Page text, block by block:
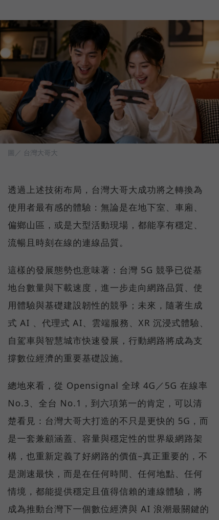
圖／ 台灣大哥大
透過上述技術布局，台灣大哥大成功將之轉換為
使用者最有感的體驗：無論是在地下室、車廂、
偏鄉山區，或是大型活動現場，都能享有穩定、
流暢且時刻在線的連線品質。
這樣的發展態勢也意味著：台灣 5G 競爭已從基
地台數量與下載速度，進一步走向網路品質、使
用體驗與基礎建設韌性的競爭；未來，隨著生成
式 AI 、代理式 AI、雲端服務、XR 沉浸式體驗、
自駕車與智慧城市快速發展，行動網路將成為支
撐數位經濟的重要基礎設施。
總地來看，從 Opensignal 全球 4G／5G 在線率
No.3、全台 No.1，到六項第一的肯定，可以清
楚看見：台灣大哥大打造的不只是更快的 5G，而
是一套兼顧涵蓋、容量與穩定性的世界級網路架
構，也重新定義了好網路的價值–真正重要的，不
是測速最快，而是在任何時間、任何地點、任何
情境，都能提供穩定且值得信賴的連線體驗，將
成為推動台灣下一個數位經濟與 AI 浪潮最關鍵的